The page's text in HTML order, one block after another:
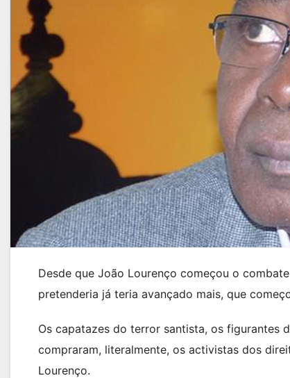
Desde que João Lourenço começou o
pretenderia já teria avançado mais, que
Os capatazes do terror santista, os figurantes
compraram, literalmente, os activistas dos
Lourenço.